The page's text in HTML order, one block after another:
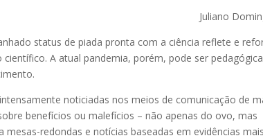
Juliano
status de piada pronta com a ciência reflete e
A atual pandemia, porém, pode ser pedagógica
noticiadas nos meios de comunicação de
benefícios ou malefícios – não apenas do ovo, mas
redondas e notícias baseadas em evidências mais